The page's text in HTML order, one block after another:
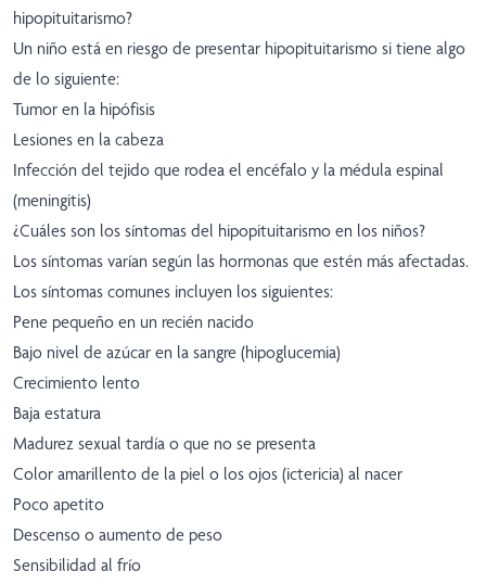
hipopituitarismo?
Un niño está en riesgo de presentar hipopituitarismo si tiene algo
de lo siguiente:
Tumor en la hipófisis
Lesiones en la cabeza
Infección del tejido que rodea el encéfalo y la médula espinal
(meningitis)
¿Cuáles son los síntomas del hipopituitarismo en los niños?
Los síntomas varían según las hormonas que estén más afectadas.
Los síntomas comunes incluyen los siguientes:
Pene pequeño en un recién nacido
Bajo nivel de azúcar en la sangre (hipoglucemia)
Crecimiento lento
Baja estatura
Madurez sexual tardía o que no se presenta
Color amarillento de la piel o los ojos (ictericia) al nacer
Poco apetito
Descenso o aumento de peso
Sensibilidad al frío